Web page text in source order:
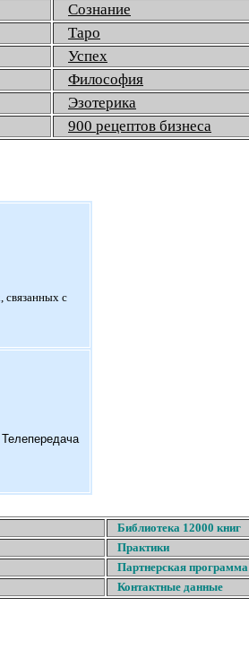
Сознание
Таро
Успех
Философия
Эзотерика
900 рецептов бизнеса
связанных с
Библиотека 12000 книг
Практики
Партнерская программа
Контактные данные